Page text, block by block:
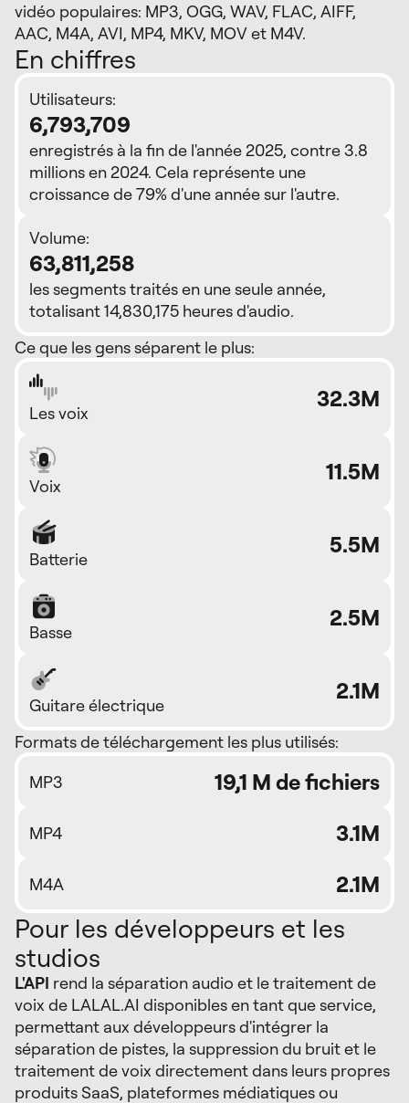
vidéo populaires: MP3, OGG, WAV, FLAC, AIFF,
AAC, M4A, AVI, MP4, MKV, MOV et M4V.
En chiffres
Utilisateurs:
6,793,709
enregistrés à la fin de l'année 2025, contre 3.8
millions en 2024. Cela représente une
croissance de 79% d'une année sur l'autre.
Volume:
63,811,258
les segments traités en une seule année,
totalisant 14,830,175 heures d'audio.
Ce que les gens séparent le plus:
32.3M
Les voix
11.5M
Voix
5.5M
Batterie
2.5M
Basse
2.1M
Guitare électrique
Formats de téléchargement les plus utilisés:
19,1 M de fichiers
MP3
3.1M
MP4
2.1M
M4A
Pour les développeurs et les
studios
L'API rend la séparation audio et le traitement de
voix de LALAL.AI disponibles en tant que service,
permettant aux développeurs d'intégrer la
séparation de pistes, la suppression du bruit et le
traitement de voix directement dans leurs propres
produits SaaS, plateformes médiatiques ou